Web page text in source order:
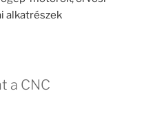
alkatrészek
a CNC